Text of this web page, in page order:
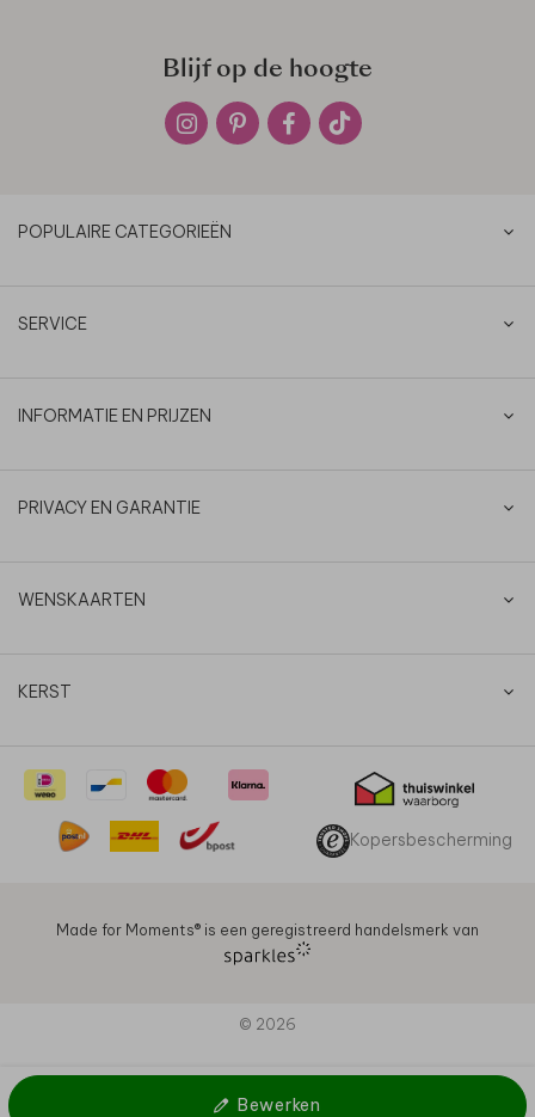
Bewerken
Blijf op de hoogte
POPULAIRE CATEGORIEËN
SERVICE
INFORMATIE EN PRIJZEN
PRIVACY EN GARANTIE
WENSKAARTEN
KERST
Kopersbescherming
Made for Moments®️ is een geregistreerd handelsmerk van
© 2026